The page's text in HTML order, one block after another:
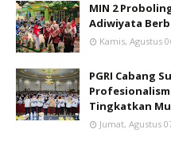
MIN 2
Adiwiyata
Kamis, Agustus
PGRI Cabang
Tingkatkan
Jumat, Agustus